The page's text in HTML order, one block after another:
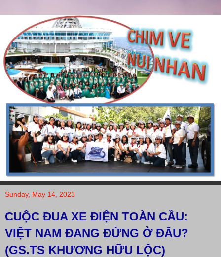
Sunday, May 14, 2023
CUỘC ĐUA XE ĐIỆN TOÀN CẦU:
VIỆT NAM ĐANG ĐỨNG Ở ĐÂU?
(GS.TS KHƯƠNG HỮU LỘC)